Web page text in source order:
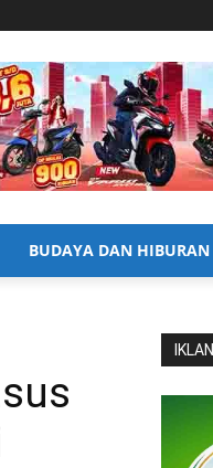
BUDAYA DAN HIBURAN
IKLAN